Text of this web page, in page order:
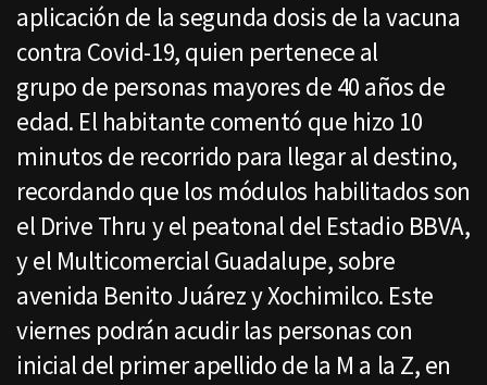
aplicación de la segunda dosis de la vacuna
contra Covid-19, quien pertenece al
grupo de personas mayores de 40 años de
edad. El habitante comentó que hizo 10
minutos de recorrido para llegar al destino,
recordando que los módulos habilitados son
el Drive Thru y el peatonal del Estadio BBVA,
y el Multicomercial Guadalupe, sobre
avenida Benito Juárez y Xochimilco. Este
viernes podrán acudir las personas con
inicial del primer apellido de la M a la Z, en